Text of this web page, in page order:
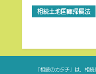
相続土地国庫帰属法
「相続のカタチ」は、相